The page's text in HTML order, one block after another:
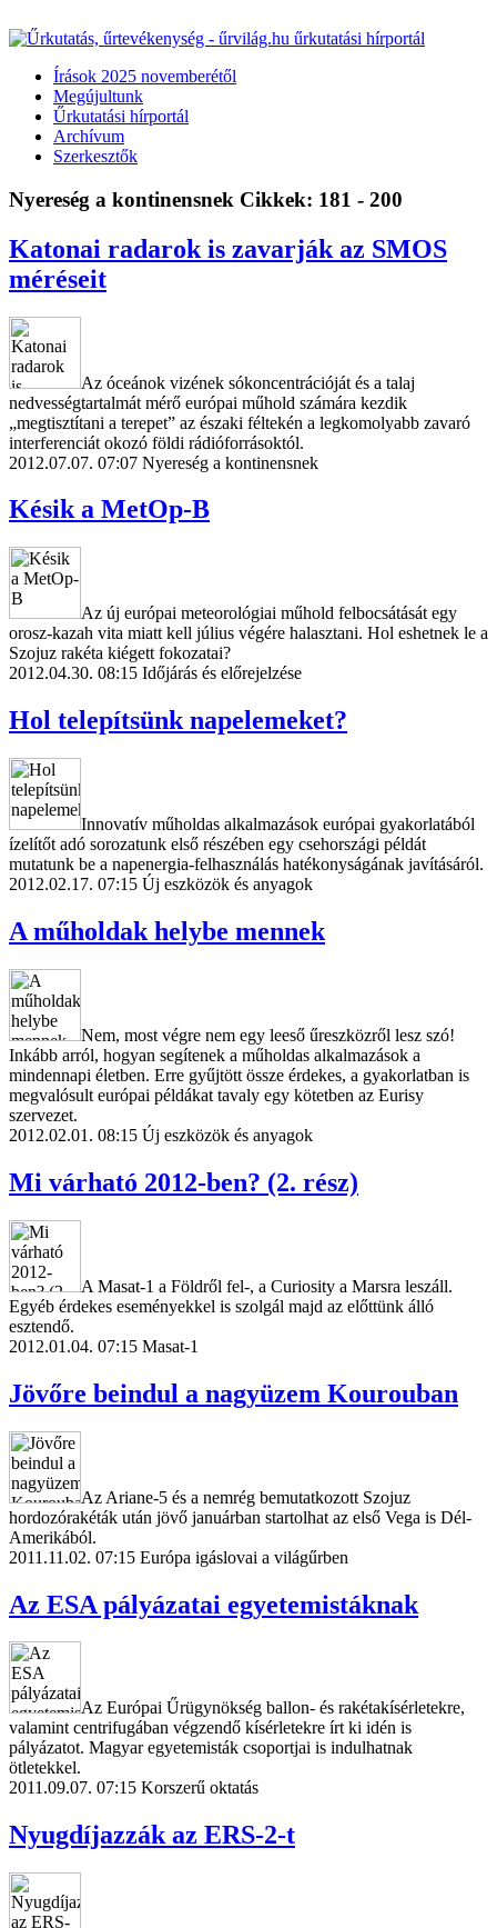
Írások 2025 novemberétől
Megújultunk
Űrkutatási hírportál
Archívum
Szerkesztők
Nyereség a kontinensnek Cikkek: 181 - 200
Katonai radarok is zavarják az SMOS
méréseit
Az óceánok vizének sókoncentrációját és a talaj
nedvességtartalmát mérő európai műhold számára kezdik
„megtisztítani a terepet” az északi féltekén a legkomolyabb zavaró
interferenciát okozó földi rádióforrásoktól.
2012.07.07. 07:07 Nyereség a kontinensnek
Késik a MetOp-B
Az új európai meteorológiai műhold felbocsátását egy
orosz-kazah vita miatt kell július végére halasztani. Hol eshetnek le a
Szojuz rakéta kiégett fokozatai?
2012.04.30. 08:15 Időjárás és előrejelzése
Hol telepítsünk napelemeket?
Innovatív műholdas alkalmazások európai gyakorlatából
ízelítőt adó sorozatunk első részében egy csehországi példát
mutatunk be a napenergia-felhasználás hatékonyságának javításáról.
2012.02.17. 07:15 Új eszközök és anyagok
A műholdak helybe mennek
Nem, most végre nem egy leeső űreszközről lesz szó!
Inkább arról, hogyan segítenek a műholdas alkalmazások a
mindennapi életben. Erre gyűjtött össze érdekes, a gyakorlatban is
megvalósult európai példákat tavaly egy kötetben az Eurisy
szervezet.
2012.02.01. 08:15 Új eszközök és anyagok
Mi várható 2012-ben? (2. rész)
A Masat-1 a Földről fel-, a Curiosity a Marsra leszáll.
Egyéb érdekes eseményekkel is szolgál majd az előttünk álló
esztendő.
2012.01.04. 07:15 Masat-1
Jövőre beindul a nagyüzem Kourouban
Az Ariane-5 és a nemrég bemutatkozott Szojuz
hordozórakéták után jövő januárban startolhat az első Vega is Dél-
Amerikából.
2011.11.02. 07:15 Európa igáslovai a világűrben
Az ESA pályázatai egyetemistáknak
Az Európai Űrügynökség ballon- és rakétakísérletekre,
valamint centrifugában végzendő kísérletekre írt ki idén is
pályázatot. Magyar egyetemisták csoportjai is indulhatnak
ötletekkel.
2011.09.07. 07:15 Korszerű oktatás
Nyugdíjazzák az ERS-2-t